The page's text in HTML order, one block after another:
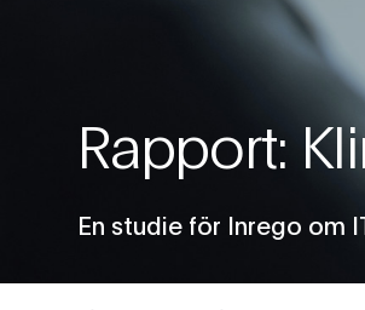
Rapport:
En studie för Inrego om